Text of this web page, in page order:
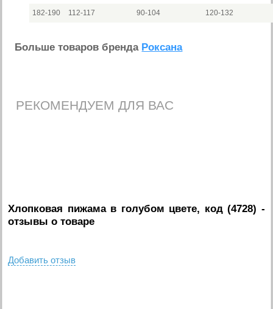
182-190 112-117 90-104 120-132
Больше товаров бренда Роксана
РЕКОМЕНДУЕМ ДЛЯ ВАС
Хлопковая пижама в голубом цвете, код (4728) -
отзывы о товаре
Добавить отзыв